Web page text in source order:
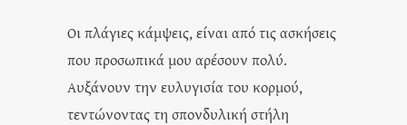
Οι πλάγιες κάμψεις, είναι από τις ασκήσεις
που προσωπικά μου αρέσουν πολύ.
Αυξάνουν την ευλυγισία του κορμού,
τεντώνοντας τη σπονδυλική στήλη